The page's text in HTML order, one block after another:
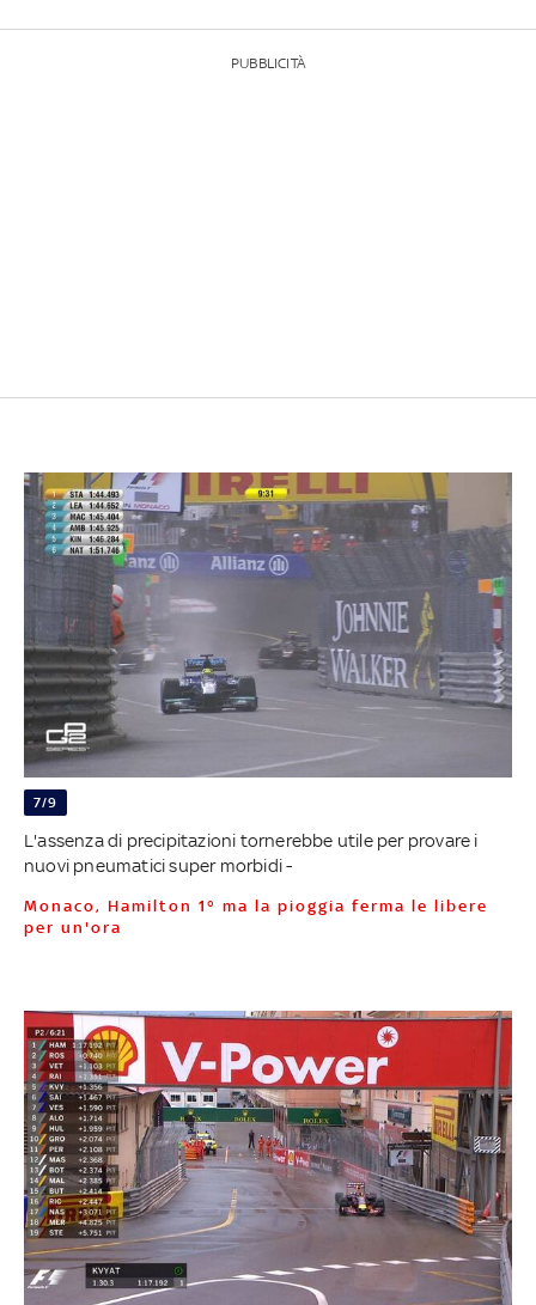
PUBBLICITÀ
7/9
L'assenza di precipitazioni tornerebbe utile per provare i
nuovi pneumatici super morbidi -
Monaco, Hamilton 1° ma la pioggia ferma le libere
per un'ora